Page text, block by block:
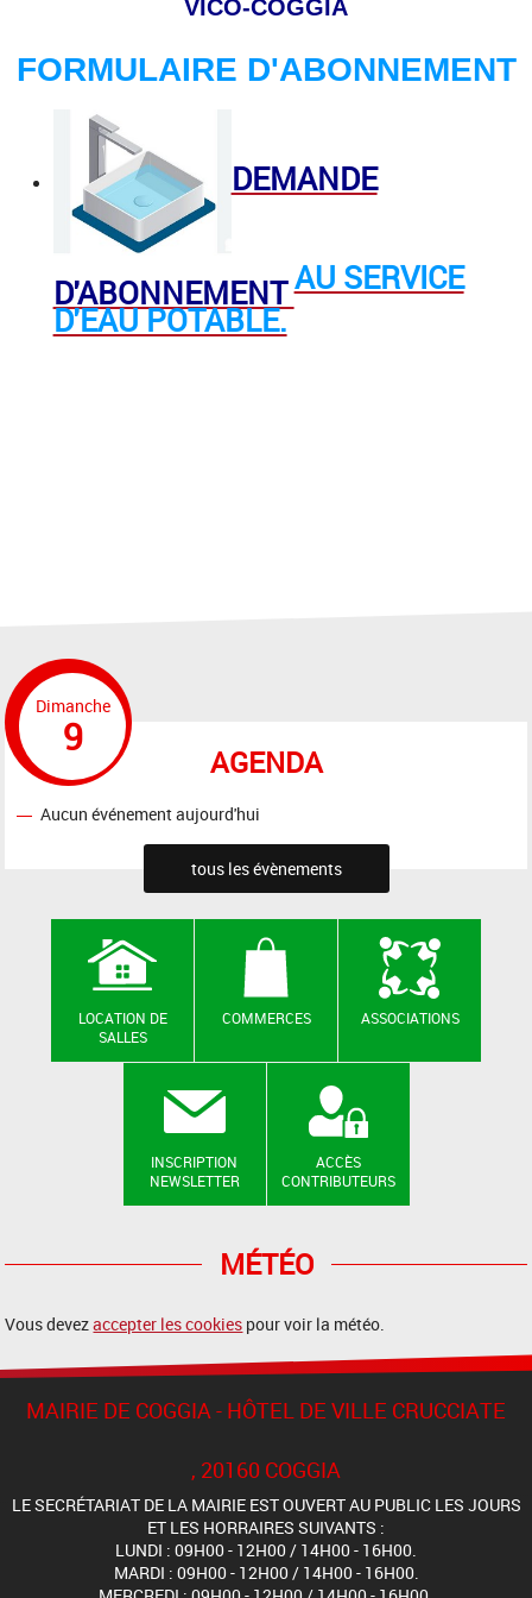
VICO-COGGIA
FORMULAIRE D'ABONNEMENT
DEMANDE
D'ABONNEMENT AU SERVICE
D'EAU POTABLE.
AGENDA
Dimanche
9
Aucun événement aujourd'hui
tous les évènements
LOCATION DE
SALLES
COMMERCES ASSOCIATIONS
INSCRIPTION
NEWSLETTER
ACCÈS
CONTRIBUTEURS
MÉTÉO
Vous devezaccepter les cookies pour voir la météo.
MAIRIE DE COGGIA - HÔTEL DE VILLE CRUCCIATE
, 20160 COGGIA
LE SECRÉTARIAT DE LA MAIRIE EST OUVERT AU PUBLIC LES JOURS
ET LES HORRAIRES SUIVANTS :
LUNDI : 09H00 - 12H00 / 14H00 - 16H00.
MARDI : 09H00 - 12H00 / 14H00 - 16H00.